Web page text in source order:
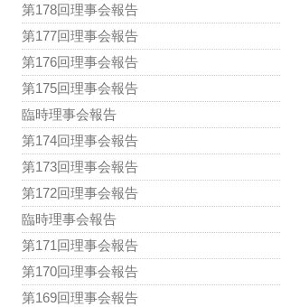
第178回理事会報告
第177回理事会報告
第176回理事会報告
第175回理事会報告
臨時理事会報告
第174回理事会報告
第173回理事会報告
第172回理事会報告
臨時理事会報告
第171回理事会報告
第170回理事会報告
第169回理事会報告